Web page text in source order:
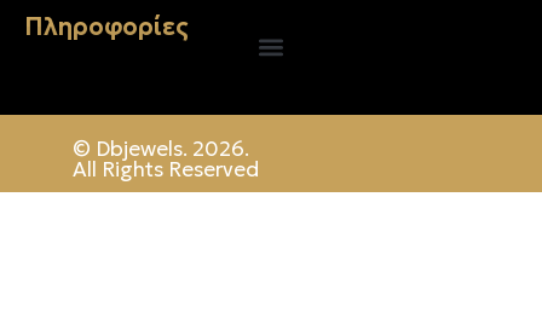
Πληροφορίες
© Dbjewels. 2026.
All Rights Reserved